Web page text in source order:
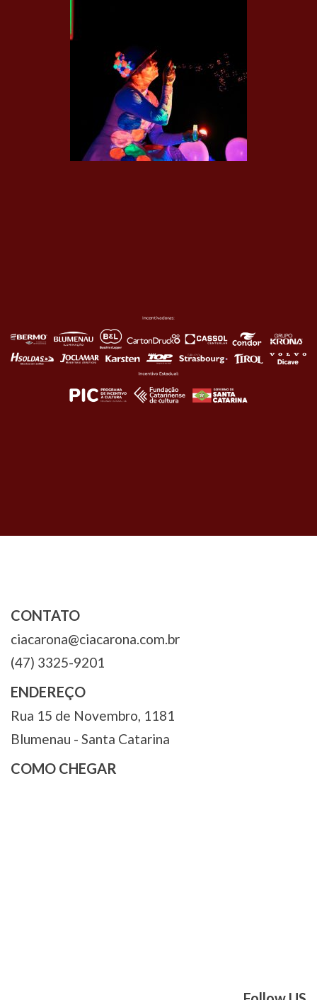
CONTATO
ciacarona@ciacarona.com.br
(47) 3325-9201
ENDEREÇO
Rua 15 de Novembro, 1181
Blumenau - Santa Catarina
COMO CHEGAR